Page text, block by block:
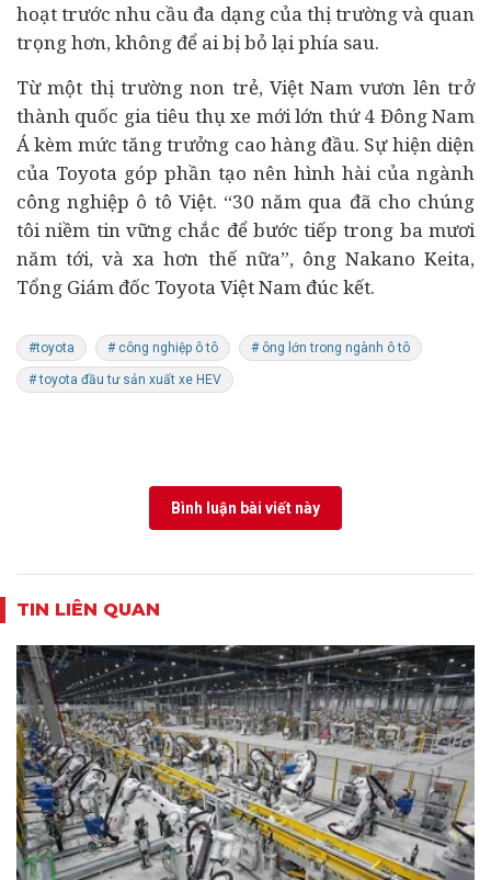
hoạt trước nhu cầu đa dạng của thị trường và quan
trọng hơn, không để ai bị bỏ lại phía sau.
Từ một thị trường non trẻ, Việt Nam vươn lên trở
thành quốc gia tiêu thụ xe mới lớn thứ 4 Đông Nam
Á kèm mức tăng trưởng cao hàng đầu. Sự hiện diện
của Toyota góp phần tạo nên hình hài của ngành
công nghiệp ô tô Việt. “30 năm qua đã cho chúng
tôi niềm tin vững chắc để bước tiếp trong ba mươi
năm tới, và xa hơn thế nữa”, ông Nakano Keita,
Tổng Giám đốc Toyota Việt Nam đúc kết.
#toyota # công nghiệp ô tô # ông lớn trong ngành ô tô
# toyota đầu tư sản xuất xe HEV
Bình luận bài viết này
TIN LIÊN QUAN